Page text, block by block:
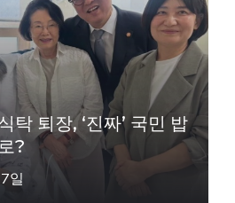
탁 퇴장, ‘진짜’ 국민 밥
?
일